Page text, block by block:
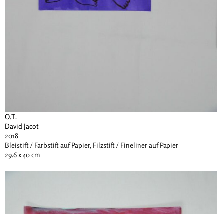
O.T.
David Jacot
2018
Bleistift / Farbstift auf Papier, Filzstift / Fineliner auf Papier
29.6 x 40 cm